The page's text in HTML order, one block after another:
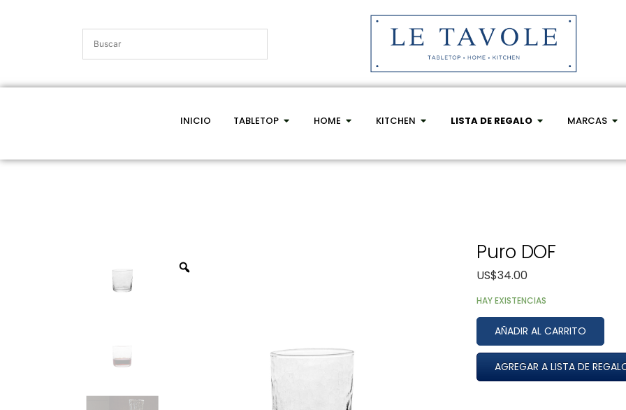
INICIO TABLETOP HOME KITCHEN LISTA DE REGALO MARCAS
Puro DOF
US$34.00
HAY EXISTENCIAS
AÑADIR AL CARRITO
AGREGAR A LISTA DE